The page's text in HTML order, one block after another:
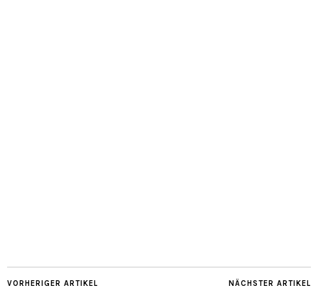
VORHERIGER ARTIKEL NÄCHSTER ARTIKEL